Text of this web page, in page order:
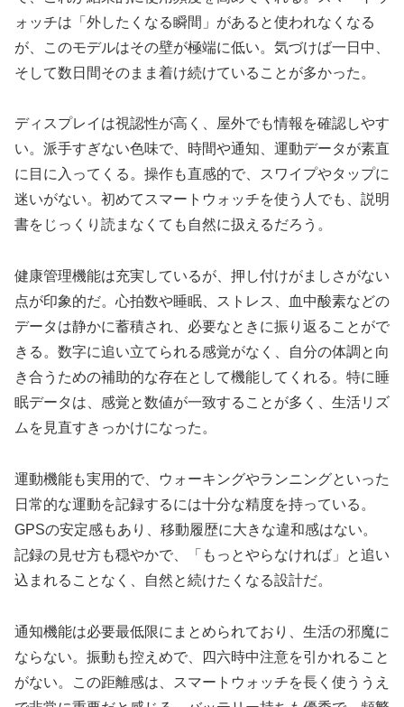
ォッチは「外したくなる瞬間」があると使われなくなる
が、このモデルはその壁が極端に低い。気づけば一日中、
そして数日間そのまま着け続けていることが多かった。
ディスプレイは視認性が高く、屋外でも情報を確認しやす
い。派手すぎない色味で、時間や通知、運動データが素直
に目に入ってくる。操作も直感的で、スワイプやタップに
迷いがない。初めてスマートウォッチを使う人でも、説明
書をじっくり読まなくても自然に扱えるだろう。
健康管理機能は充実しているが、押し付けがましさがない
点が印象的だ。心拍数や睡眠、ストレス、血中酸素などの
データは静かに蓄積され、必要なときに振り返ることがで
きる。数字に追い立てられる感覚がなく、自分の体調と向
き合うための補助的な存在として機能してくれる。特に睡
眠データは、感覚と数値が一致することが多く、生活リズ
ムを見直すきっかけになった。
運動機能も実用的で、ウォーキングやランニングといった
日常的な運動を記録するには十分な精度を持っている。
GPSの安定感もあり、移動履歴に大きな違和感はない。
記録の見せ方も穏やかで、「もっとやらなければ」と追い
込まれることなく、自然と続けたくなる設計だ。
通知機能は必要最低限にまとめられており、生活の邪魔に
ならない。振動も控えめで、四六時中注意を引かれること
がない。この距離感は、スマートウォッチを長く使ううえ